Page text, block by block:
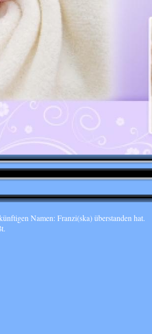
Namen: Franzi(ska) überstanden hat.